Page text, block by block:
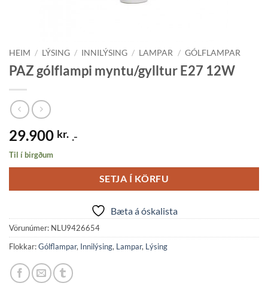
HEIM / LÝSING / INNILÝSING / LAMPAR / GÓLFLAMPAR
PAZ gólflampi myntu/gylltur E27 12W
29.900 kr. .-
Til í birgðum
SETJA Í KÖRFU
Bæta á óskalista
Vörunúmer: NLU9426654
Flokkar:Gólflampar, Innilýsing, Lampar, Lýsing